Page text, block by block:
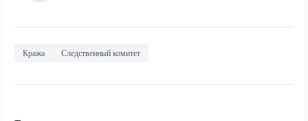
Кража Следственный комитет